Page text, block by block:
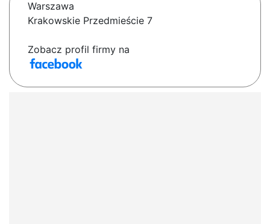
Warszawa
Krakowskie Przedmieście 7
Zobacz profil firmy na